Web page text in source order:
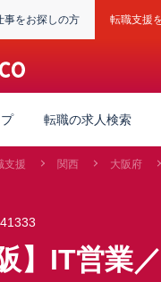
事をお探しの方 転職支援
転職の求人検索
支援 関西 大阪府
阪】IT営業